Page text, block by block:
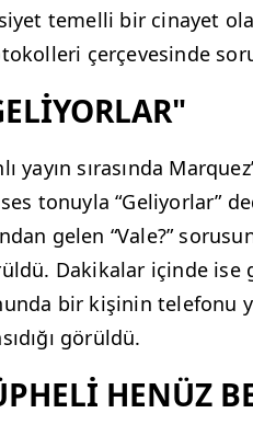
temelli bir cinayet
çerçevesinde
yayın sırasında
tonuyla “Geliyorlar”
gelen “Vale?”
Dakikalar içinde ise
bir kişinin telefonu
görüldü.
HENÜZ